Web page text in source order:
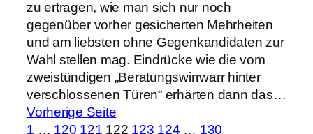
zu ertragen, wie man sich nur noch
gegenüber vorher gesicherten Mehrheiten
und am liebsten ohne Gegenkandidaten zur
Wahl stellen mag. Eindrücke wie die vom
zweistündigen „Beratungswirrwarr hinter
verschlossenen Türen“ erhärten dann das…
Vorherige Seite
1 … 120 121 122 123 124 … 130